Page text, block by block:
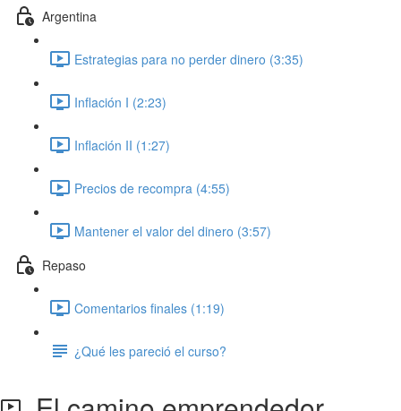
Argentina
Estrategias para no perder dinero (3:35)
Inflación I (2:23)
Inflación II (1:27)
Precios de recompra (4:55)
Mantener el valor del dinero (3:57)
Repaso
Comentarios finales (1:19)
¿Qué les pareció el curso?